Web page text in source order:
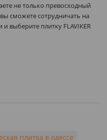
не только превосходный
сможете сотрудничать на
выберите плитку FLAVIKER
плитка в одессе